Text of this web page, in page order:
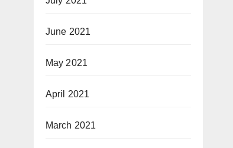
June 2021
May 2021
April 2021
March 2021